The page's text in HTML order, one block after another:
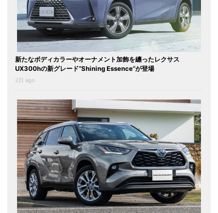
新たなボディカラーやオーナメント加飾を纏ったレクサス
UX300hの新グレード“Shining Essence”が登場
2日 ago